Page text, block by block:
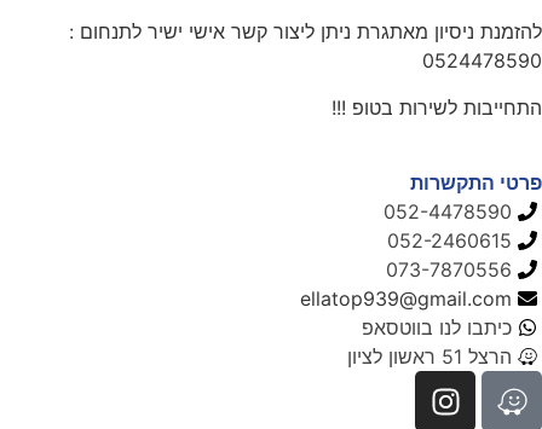
להזמנת ניסיון מאתגרת ניתן ליצור קשר אישי ישיר לתנחום :
0524478590
התחייבות לשירות בטופ !!!
פרטי התקשרות
052-4478590
052-2460615
073-7870556
ellatop939@gmail.com
כיתבו לנו בווטסאפ
הרצל 51 ראשון לציון